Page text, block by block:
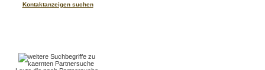
Kontaktanzeigen suchen